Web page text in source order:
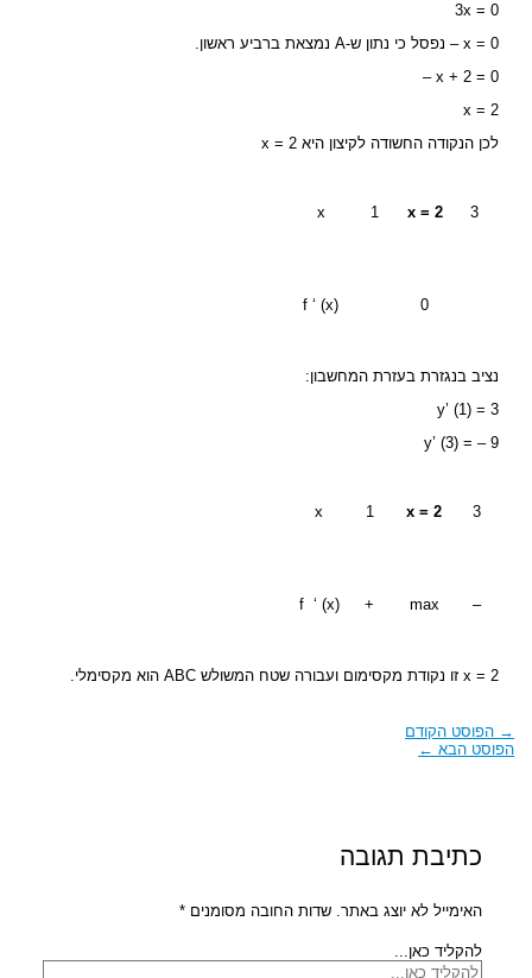
3x = 0
x = 0 – נפסל כי נתון ש-A נמצאת ברביע ראשון.
– x + 2 = 0
x = 2
לכן הנקודה החשודה לקיצון היא x = 2
3
x = 2
1
x
0
f ‘ (x)
נציב בנגזרת בעזרת המחשבון:
y’ (1) = 3
y’ (3) = – 9
3
x = 2
1
x
–
max
+
f ‘ (x)
x = 2 זו נקודת מקסימום ועבורה שטח המשולש ABC הוא מקסימלי.
→ הפוסט הקודם
הפוסט הבא ←
כתיבת תגובה
האימייל לא יוצג באתר. שדות החובה מסומנים*
להקליד כאן...